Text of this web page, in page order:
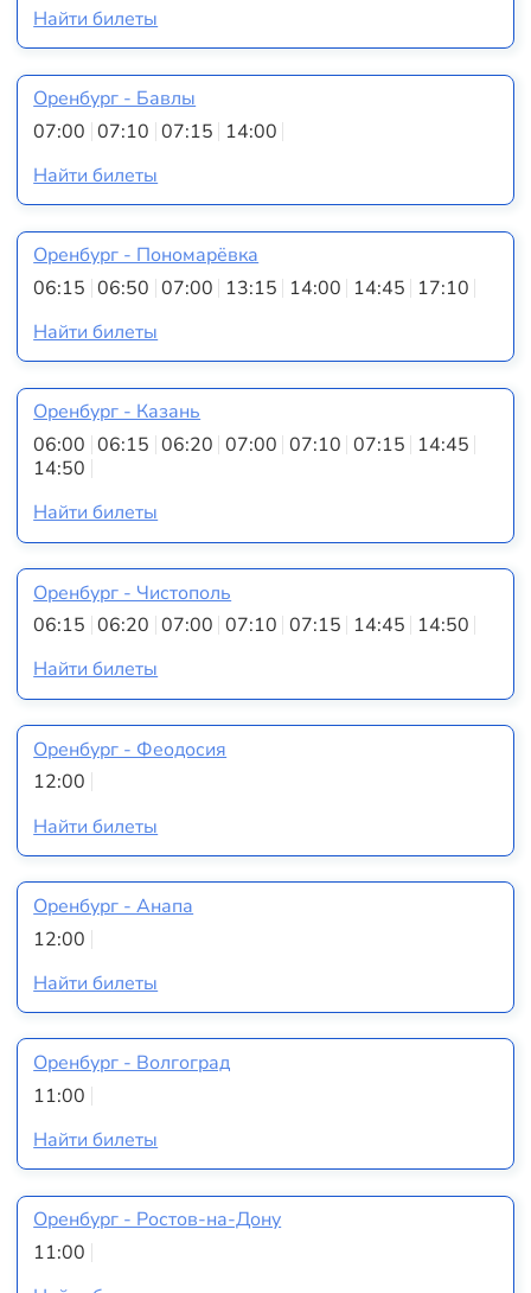
Найти билеты
Оренбург - Бавлы
07:00 07:10 07:15 14:00
Найти билеты
Оренбург - Пономарёвка
06:15 06:50 07:00 13:15 14:00 14:45 17:10
Найти билеты
Оренбург - Казань
06:00 06:15 06:20 07:00 07:10 07:15 14:45
14:50
Найти билеты
Оренбург - Чистополь
06:15 06:20 07:00 07:10 07:15 14:45 14:50
Найти билеты
Оренбург - Феодосия
12:00
Найти билеты
Оренбург - Анапа
12:00
Найти билеты
Оренбург - Волгоград
11:00
Найти билеты
Оренбург - Ростов-на-Дону
11:00